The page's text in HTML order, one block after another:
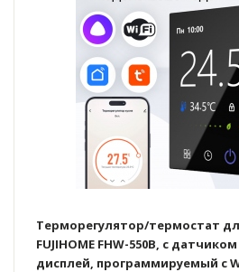
Терморегулятор/термостат
FUJIHOME FHW-550B, с
дисплей, программируемый с